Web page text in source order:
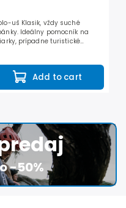
Add to cart
uš Klasik, vždy suché
Ideálny pomocník na
prípadne turistické
a ráno sa obúvate...
-50%